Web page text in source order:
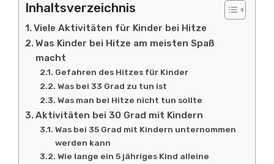
Inhaltsverzeichnis
Viele Aktivitäten für Kinder bei Hitze
Was Kinder bei Hitze am meisten Spaß
macht
Gefahren des Hitzes für Kinder
Was bei 33 Grad zu tun ist
Was man bei Hitze nicht tun sollte
Aktivitäten bei 30 Grad mit Kindern
Was bei 35 Grad mit Kindern unternommen
werden kann
Wie lange ein 5 jähriges Kind alleine